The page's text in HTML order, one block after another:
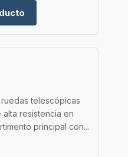
telescópicas
alta resistencia en
principal con...